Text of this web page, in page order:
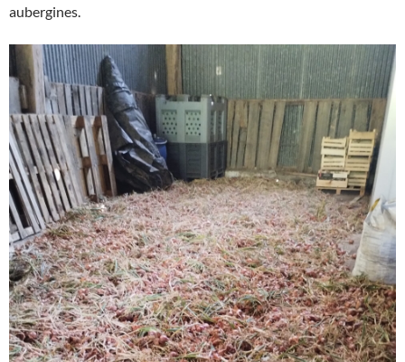
aubergines.